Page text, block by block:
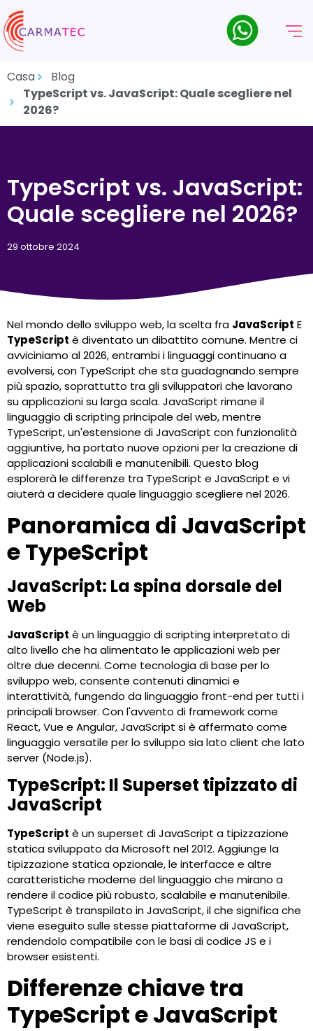
Casa
Blog
TypeScript vs. JavaScript: Quale scegliere nel
2026?
TypeScript vs. JavaScript:
Quale scegliere nel 2026?
29 ottobre 2024
Nel mondo dello sviluppo web, la scelta fra JavaScript E
TypeScript è diventato un dibattito comune. Mentre ci
avviciniamo al 2026, entrambi i linguaggi continuano a
evolversi, con TypeScript che sta guadagnando sempre
più spazio, soprattutto tra gli sviluppatori che lavorano
su applicazioni su larga scala. JavaScript rimane il
linguaggio di scripting principale del web, mentre
TypeScript, un'estensione di JavaScript con funzionalità
aggiuntive, ha portato nuove opzioni per la creazione di
applicazioni scalabili e manutenibili. Questo blog
esplorerà le differenze tra TypeScript e JavaScript e vi
aiuterà a decidere quale linguaggio scegliere nel 2026.
Panoramica di JavaScript
e TypeScript
JavaScript: La spina dorsale del
Web
JavaScript è un linguaggio di scripting interpretato di
alto livello che ha alimentato le applicazioni web per
oltre due decenni. Come tecnologia di base per lo
sviluppo web, consente contenuti dinamici e
interattività, fungendo da linguaggio front-end per tutti i
principali browser. Con l'avvento di framework come
React, Vue e Angular, JavaScript si è affermato come
linguaggio versatile per lo sviluppo sia lato client che lato
server (Node.js).
TypeScript: Il Superset tipizzato di
JavaScript
TypeScript è un superset di JavaScript a tipizzazione
statica sviluppato da Microsoft nel 2012. Aggiunge la
tipizzazione statica opzionale, le interfacce e altre
caratteristiche moderne del linguaggio che mirano a
rendere il codice più robusto, scalabile e manutenibile.
TypeScript è transpilato in JavaScript, il che significa che
viene eseguito sulle stesse piattaforme di JavaScript,
rendendolo compatibile con le basi di codice JS e i
browser esistenti.
Differenze chiave tra
TypeScript e JavaScript